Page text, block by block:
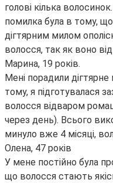
голові кілька
помилка була в тому, що
дігтярним милом
волосся, так як воно
Марина, 19 років.
Мені порадили
тому, я підготувалася
волосся відваром
через день). Всього
минуло вже 4 місяці,
Олена, 47 років
У мене постійно була
що волосся стають